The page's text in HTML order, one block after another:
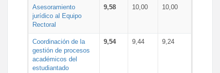
Asesoramiento
jurídico al Equipo
Rectoral
9,58 10,00 10,00
Coordinación de la
gestión de procesos
académicos del
estudiantado
9,54 9,44 9,24